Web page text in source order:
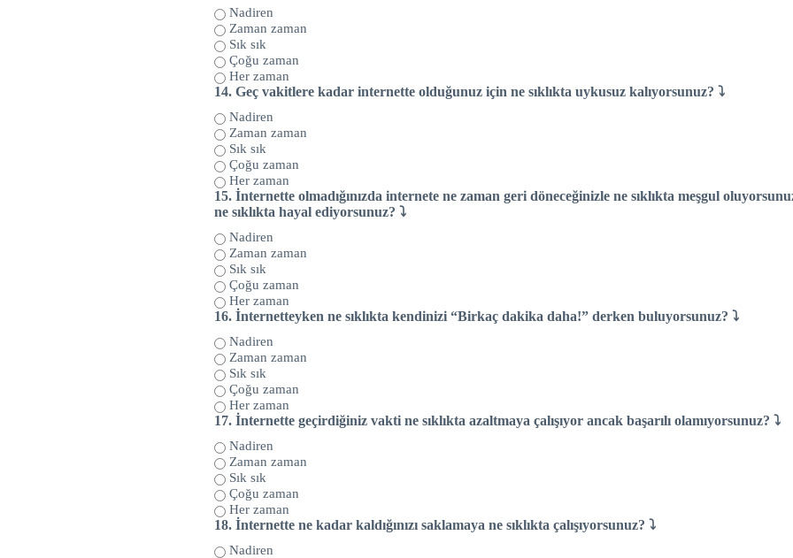
Nadiren
Zaman zaman
Sık sık
Çoğu zaman
Her zaman
14. Geç vakitlere kadar internette olduğunuz için ne sıklıkta uykusuz kalıyorsunuz? ⤵
Nadiren
Zaman zaman
Sık sık
Çoğu zaman
Her zaman
15. İnternette olmadığınızda internete ne zaman geri döneceğinizle ne sıklıkta meşgul
ne sıklıkta hayal ediyorsunuz? ⤵
Nadiren
Zaman zaman
Sık sık
Çoğu zaman
Her zaman
16. İnternetteyken ne sıklıkta kendinizi “Birkaç dakika daha!” derken buluyorsunuz? ⤵
Nadiren
Zaman zaman
Sık sık
Çoğu zaman
Her zaman
17. İnternette geçirdiğiniz vakti ne sıklıkta azaltmaya çalışıyor ancak başarılı olamıyorsunuz? ⤵
Nadiren
Zaman zaman
Sık sık
Çoğu zaman
Her zaman
18. İnternette ne kadar kaldığınızı saklamaya ne sıklıkta çalışıyorsunuz? ⤵
Nadiren